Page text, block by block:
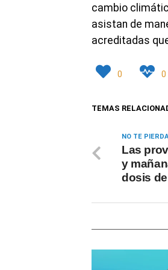
cambio
asistan de
acreditadas
0 0
TEMAS
NO TE
Las
y
dosis